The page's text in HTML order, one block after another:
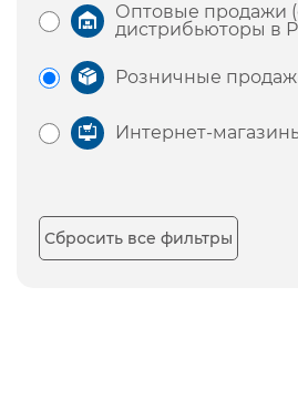
Оптовые продажи
дистрибьюторы в
Розничные
Интернет-
Сбросить все фильтры